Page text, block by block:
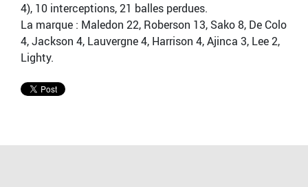
4), 10 interceptions, 21 balles perdues.
La marque : Maledon 22, Roberson 13, Sako 8, De Colo
4, Jackson 4, Lauvergne 4, Harrison 4, Ajinca 3, Lee 2,
Lighty.